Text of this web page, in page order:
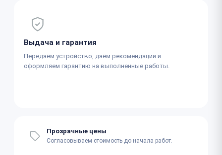
Выдача и гарантия
Передаём устройство, даём рекомендации и
оформляем гарантию на выполненные работы.
Прозрачные цены
Согласовываем стоимость до начала работ.